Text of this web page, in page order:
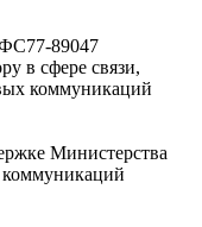
89047
в сфере связи,
коммуникаций
Министерства
коммуникаций